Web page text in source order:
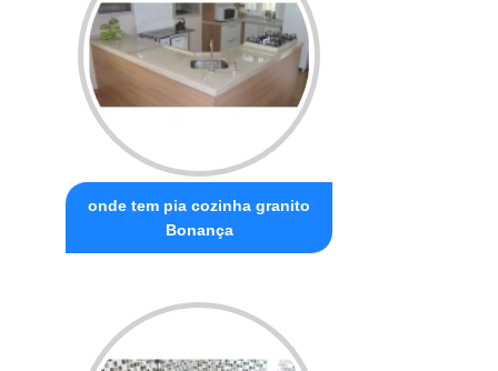
onde tem pia cozinha granito
Bonança